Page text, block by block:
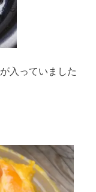
入っていました